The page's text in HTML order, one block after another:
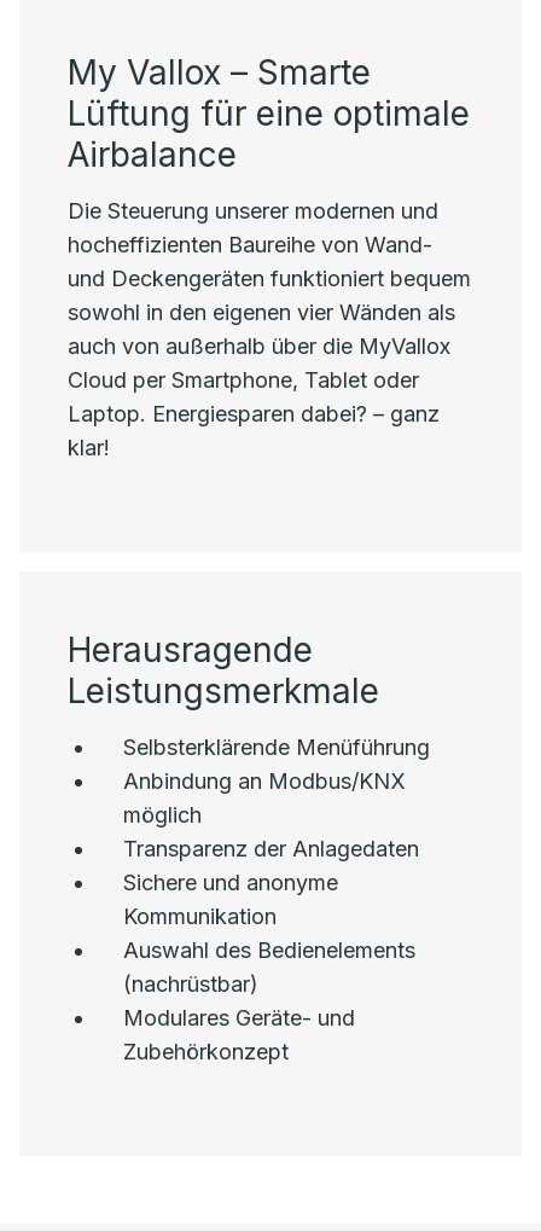
My Vallox – Smarte
Lüftung für eine optimale
Airbalance
Die Steuerung unserer modernen und
hocheffizienten Baureihe von Wand-
und Deckengeräten funktioniert bequem
sowohl in den eigenen vier Wänden als
auch von außerhalb über die MyVallox
Cloud per Smartphone, Tablet oder
Laptop. Energiesparen dabei? – ganz
klar!
Herausragende
Leistungsmerkmale
Selbsterklärende Menüführung
Anbindung an Modbus/KNX
möglich
Transparenz der Anlagedaten
Sichere und anonyme
Kommunikation
Auswahl des Bedienelements
(nachrüstbar)
Modulares Geräte- und
Zubehörkonzept